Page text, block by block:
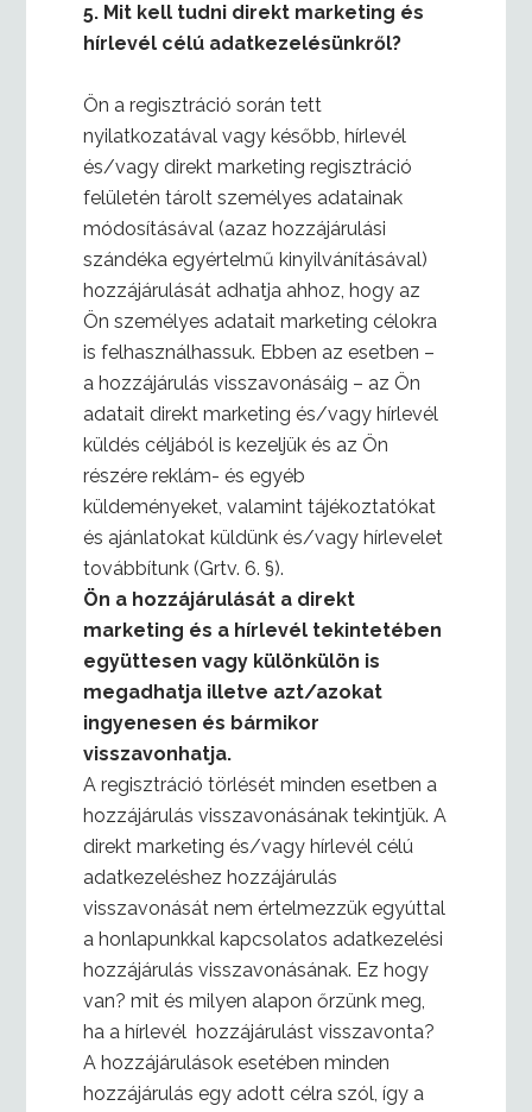
5. Mit kell tudni direkt marketing és
hírlevél célú adatkezelésünkről?
Ön a regisztráció során tett
nyilatkozatával vagy később, hírlevél
és/vagy direkt marketing regisztráció
felületén tárolt személyes adatainak
módosításával (azaz hozzájárulási
szándéka egyértelmű kinyilvánításával)
hozzájárulását adhatja ahhoz, hogy az
Ön személyes adatait marketing célokra
is felhasználhassuk. Ebben az esetben –
a hozzájárulás visszavonásáig – az Ön
adatait direkt marketing és/vagy hírlevél
küldés céljából is kezeljük és az Ön
részére reklám- és egyéb
küldeményeket, valamint tájékoztatókat
és ajánlatokat küldünk és/vagy hírlevelet
továbbítunk (Grtv. 6. §).
Ön a hozzájárulását a direkt
marketing és a hírlevél tekintetében
együttesen vagy különkülön is
megadhatja illetve azt/azokat
ingyenesen és bármikor
visszavonhatja.
A regisztráció törlését minden esetben a
hozzájárulás visszavonásának tekintjük. A
direkt marketing és/vagy hírlevél célú
adatkezeléshez hozzájárulás
visszavonását nem értelmezzük egyúttal
a honlapunkkal kapcsolatos adatkezelési
hozzájárulás visszavonásának. Ez hogy
van? mit és milyen alapon őrzünk meg,
ha a hírlevél hozzájárulást visszavonta?
A hozzájárulások esetében minden
hozzájárulás egy adott célra szól, így a